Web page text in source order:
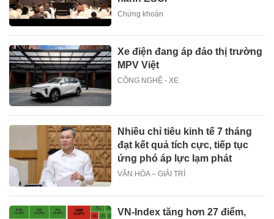
Chứng khoán
Xe điện đang áp đảo thị trường
MPV Việt
CÔNG NGHỆ - XE
Nhiều chỉ tiêu kinh tế 7 tháng
đạt kết quả tích cực, tiếp tục
ứng phó áp lực lạm phát
VĂN HÓA – GIẢI TRÍ
VN-Index tăng hơn 27 điểm,